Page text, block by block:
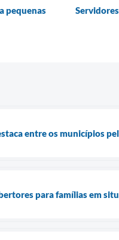
pequenas
entre os municípios
para famílias em